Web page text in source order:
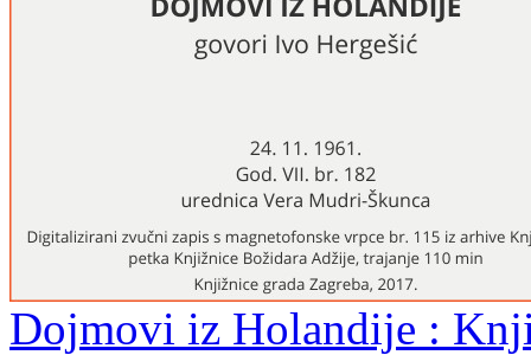
Dojmovi iz Holandije :